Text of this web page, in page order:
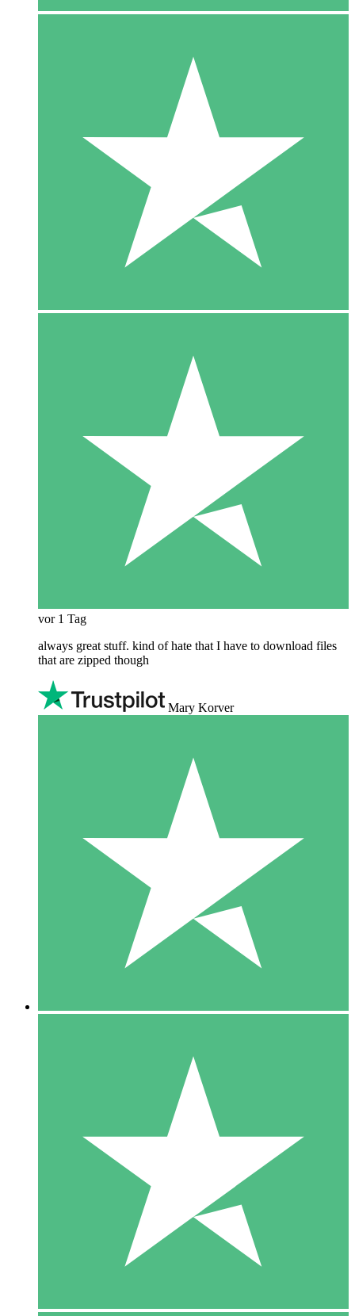
vor 1 Tag
always great stuff. kind of hate that I have to download files
that are zipped though
Mary Korver